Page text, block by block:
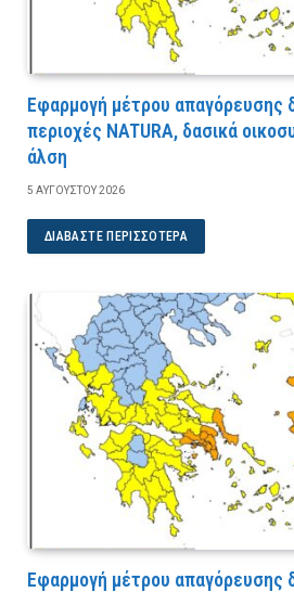
Εφαρμογή μέτρου απαγόρευσης
περιοχές NATURA, δασικά
άλση
5 ΑΥΓΟΎΣΤΟΥ 2026
ΔΙΑΒΆΣΤΕ ΠΕΡΙΣΣΌΤΕΡΑ
Εφαρμογή μέτρου απαγόρευσης